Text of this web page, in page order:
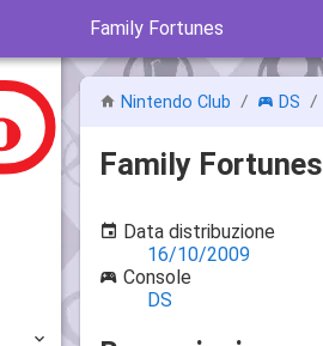
Family Fortunes
Nintendo Club DS
Family Fortunes
Data distribuzione
16/10/2009
Console
DS